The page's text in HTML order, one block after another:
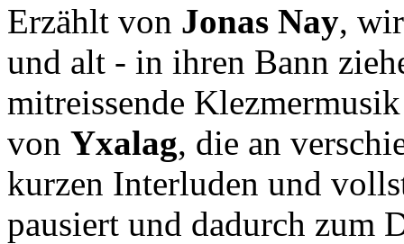
Erzählt von Jonas Nay,
und alt - in ihren Bann
mitreissende
von Yxalag, die an
kurzen Interluden und
pausiert und dadurch zum